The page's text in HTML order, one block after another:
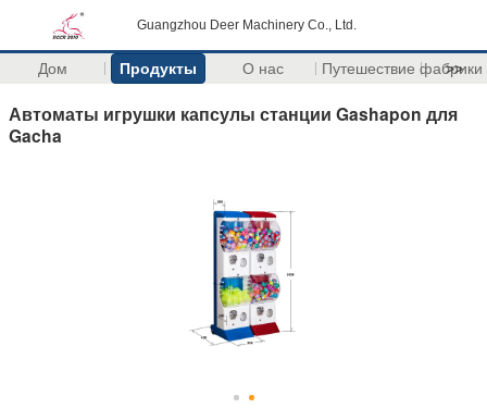
Guangzhou Deer Machinery Co., Ltd.
Дом Продукты О нас Путешествие фабрики
>>
Автоматы игрушки капсулы станции Gashapon для
Gacha